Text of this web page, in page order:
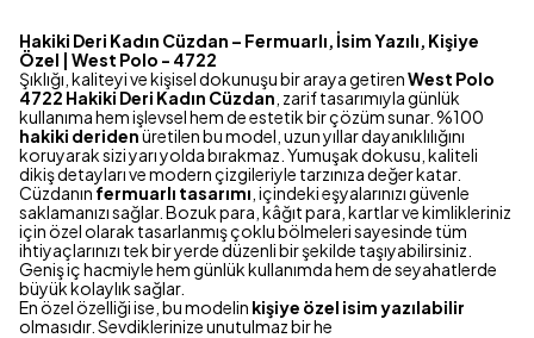
Hakiki Deri Kadın Cüzdan – Fermuarlı, İsim Yazılı, Kişiye
Özel | West Polo - 4722
Şıklığı, kaliteyi ve kişisel dokunuşu bir araya getirenWest Polo
4722 Hakiki Deri Kadın Cüzdan , zarif tasarımıyla günlük
kullanıma hem işlevsel hem de estetik bir çözüm sunar. %100
hakiki deridenüretilen bu model, uzun yıllar dayanıklılığını
koruyarak sizi yarı yolda bırakmaz. Yumuşak dokusu, kaliteli
dikiş detayları ve modern çizgileriyle tarzınıza değer katar.
Cüzdanın fermuarlı tasarımı , içindeki eşyalarınızı güvenle
saklamanızı sağlar. Bozuk para, kâğıt para, kartlar ve kimlikleriniz
için özel olarak tasarlanmış çoklu bölmeleri sayesinde tüm
ihtiyaçlarınızı tek bir yerde düzenli bir şekilde taşıyabilirsiniz.
Geniş iç hacmiyle hem günlük kullanımda hem de seyahatlerde
büyük kolaylık sağlar.
En özel özelliği ise, bu modelin kişiye özel isim yazılabilir
olmasıdır. Sevdiklerinize unutulmaz bir he